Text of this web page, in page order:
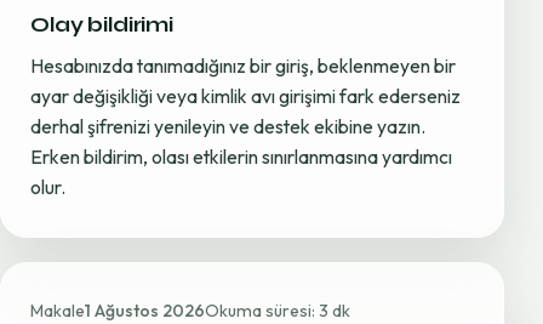
Olay bildirimi
Hesabınızda tanımadığınız bir giriş, beklenmeyen bir
ayar değişikliği veya kimlik avı girişimi fark ederseniz
derhal şifrenizi yenileyin ve destek ekibine yazın.
Erken bildirim, olası etkilerin sınırlanmasına yardımcı
olur.
Makale1 Ağustos 2026Okuma süresi: 3 dk